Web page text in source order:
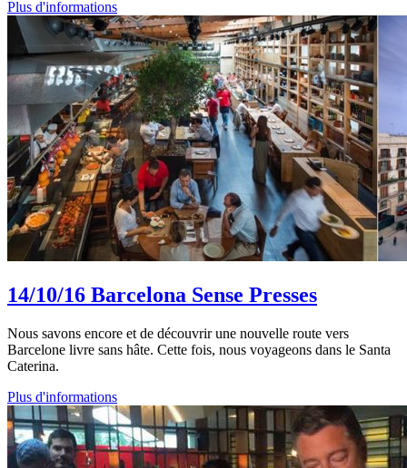
Plus d'informations
14/10/16 Barcelona Sense Presses
Nous savons encore et de découvrir une nouvelle route vers
Barcelone livre sans hâte. Cette fois, nous voyageons dans le Santa
Caterina.
Plus d'informations